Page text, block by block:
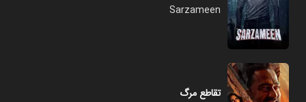
Sarzameen
تقاطع مرگ